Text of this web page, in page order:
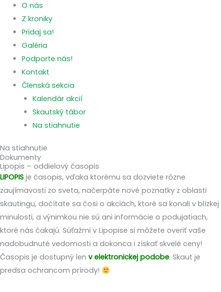
O nás
Z kroniky
Pridaj sa!
Galéria
Podporte nás!
Kontakt
Členská sekcia
Kalendár akcií
Skautský tábor
Na stiahnutie
Na stiahnutie
Dokumenty
Lipopis – oddielový časopis
LIPOPIS je časopis, vďaka ktorému sa dozviete rôzne
zaujímavosti zo sveta, načerpáte nové poznatky z oblasti
skautingu, dočítate sa čosi o akciách, ktoré sa konali v blízkej
minulosti, a výnimkou nie sú ani informácie o podujatiach,
ktoré nás čakajú. Súťažmi v Lipopise si môžete overiť vaše
nadobudnuté vedomosti a dokonca i získať skvelé ceny!
Časopis je dostupný len v elektronickej podobe. Skaut je
predsa ochrancom prírody!